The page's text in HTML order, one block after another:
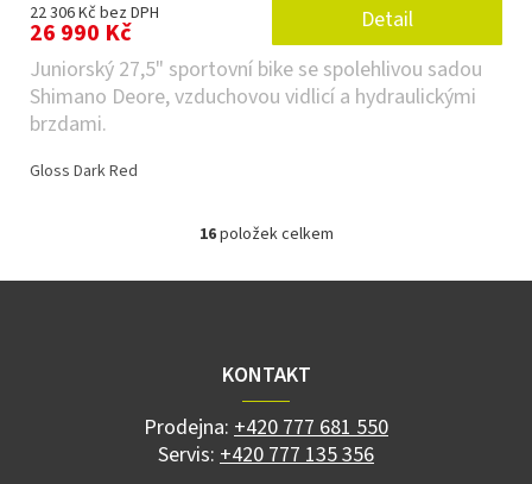
22 306 Kč bez DPH
26 990 Kč
Detail
Juniorský 27,5" sportovní bike se spolehlivou sadou
Shimano Deore, vzduchovou vidlicí a hydraulickými
brzdami.
Gloss Dark Red
O
l
c
í
p
r
v
16položek celkem
KONTAKT
Prodejna: +420 777 681 550
Servis: +420 777 135 356